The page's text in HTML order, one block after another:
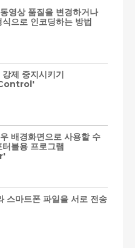
영상 품질을 변경하거나
으로 인코딩하는 방법
제 중지시키기
배경화면으로 사용할 수
블용 프로그램
스마트폰 파일을 서로 전송